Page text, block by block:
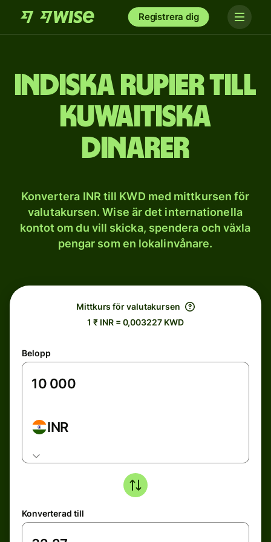
Registrera dig
Indiska rupier till
kuwaitiska
dinarer
Konvertera INR till KWD med mittkursen för
valutakursen. Wise är det internationella
kontot om du vill skicka, spendera och växla
pengar som en lokalinvånare.
Mittkurs för valutakursen
1 ₹ INR = 0,003227 KWD
Belopp
INR
Konverterad till